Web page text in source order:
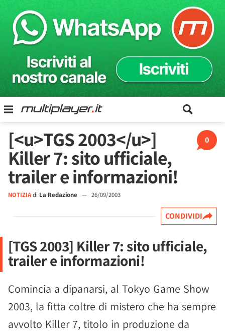
0
[<u>TGS 2003</u>]
Killer 7: sito ufficiale,
trailer e informazioni!
NOTIZIAdi La Redazione — 26/09/2003
CONDIVIDI
[TGS 2003] Killer 7: sito ufficiale,
trailer e informazioni!
Comincia a dipanarsi, al Tokyo Game Show
2003, la fitta coltre di mistero che ha sempre
avvolto Killer 7, titolo in produzione da